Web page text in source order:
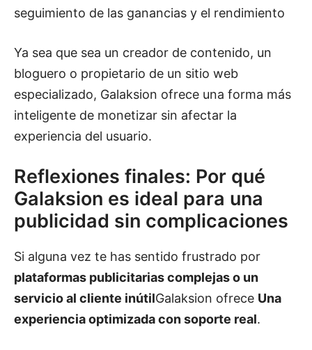
seguimiento de las ganancias y el rendimiento
Ya sea que sea un creador de contenido, un
bloguero o propietario de un sitio web
especializado, Galaksion ofrece una forma más
inteligente de monetizar sin afectar la
experiencia del usuario.
Reflexiones finales: Por qué
Galaksion es ideal para una
publicidad sin complicaciones
Si alguna vez te has sentido frustrado por
plataformas publicitarias complejas o un
servicio al cliente inútilGalaksion ofrece Una
experiencia optimizada con soporte real.